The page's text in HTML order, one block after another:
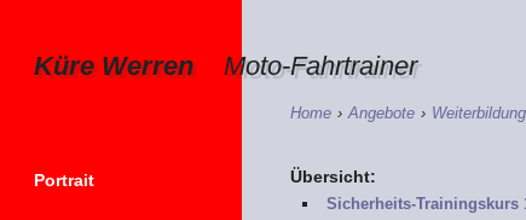
Küre Werren Moto-Fahrtrainer
Portrait
Home › Angebote ›
Übersicht:
Sicherheits-Trainingskurs